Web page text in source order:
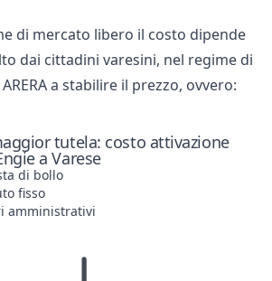
di mercato libero il costo dipende
dai cittadini varesini, nel regime di
a stabilire il prezzo, ovvero:
tutela: costo attivazione
a Varese
di bollo
fisso
amministrativi